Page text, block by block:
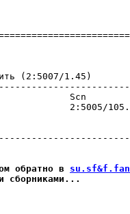
(2:5007/1.45)
2:5005/
вокруг
обратно в
сбоpниками...